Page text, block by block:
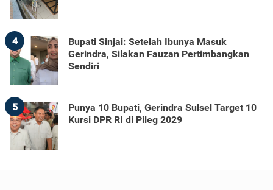
4
Bupati Sinjai: Setelah Ibunya Masuk
Gerindra, Silakan Fauzan Pertimbangkan
Sendiri
5
Punya 10 Bupati, Gerindra Sulsel Target 10
Kursi DPR RI di Pileg 2029